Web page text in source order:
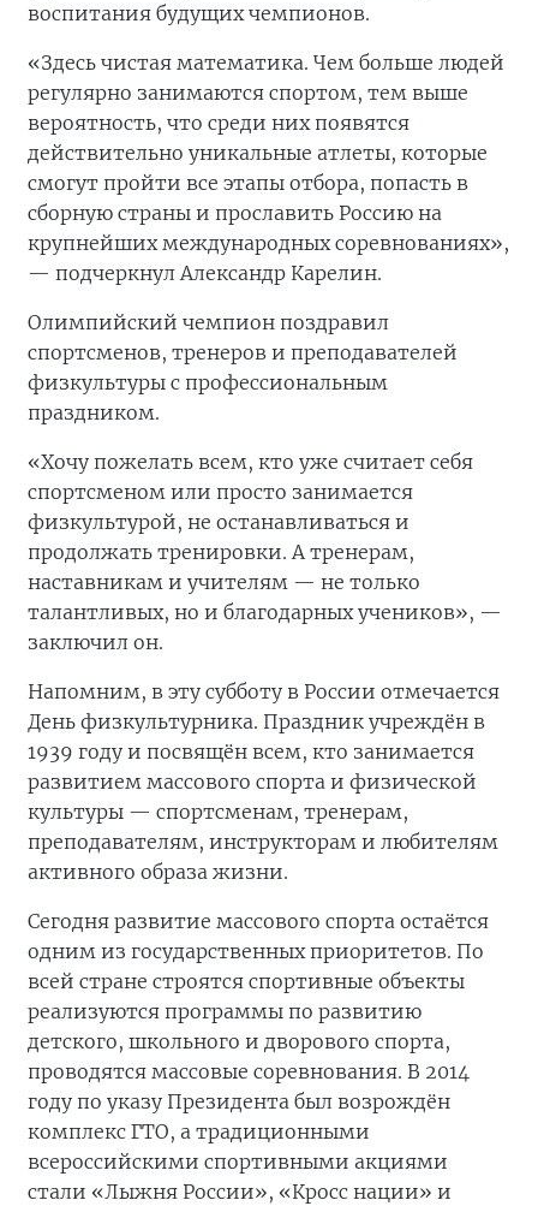
воспитания будущих чемпионов.
«Здесь чистая математика. Чем больше людей
регулярно занимаются спортом, тем выше
вероятность, что среди них появятся
действительно уникальные атлеты, которые
смогут пройти все этапы отбора, попасть в
сборную страны и прославить Россию на
крупнейших международных соревнованиях»,
— подчеркнул Александр Карелин.
Олимпийский чемпион поздравил
спортсменов, тренеров и преподавателей
физкультуры с профессиональным
праздником.
«Хочу пожелать всем, кто уже считает себя
спортсменом или просто занимается
физкультурой, не останавливаться и
продолжать тренировки. А тренерам,
наставникам и учителям — не только
талантливых, но и благодарных учеников», —
заключил он.
Напомним, в эту субботу в России отмечается
День физкультурника. Праздник учреждён в
1939 году и посвящён всем, кто занимается
развитием массового спорта и физической
культуры — спортсменам, тренерам,
преподавателям, инструкторам и любителям
активного образа жизни.
Сегодня развитие массового спорта остаётся
одним из государственных приоритетов. По
всей стране строятся спортивные объекты
реализуются программы по развитию
детского, школьного и дворового спорта,
проводятся массовые соревнования. В 2014
году по указу Президента был возрождён
комплекс ГТО, а традиционными
всероссийскими спортивными акциями
стали «Лыжня России», «Кросс нации» и